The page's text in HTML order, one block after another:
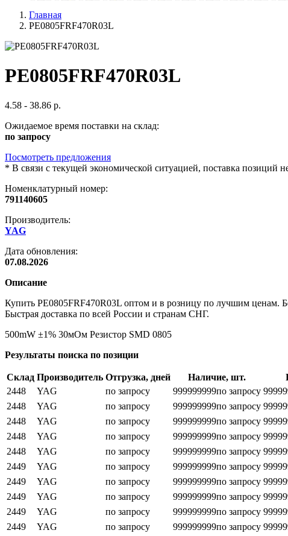
Главная
PE0805FRF470R03L
PE0805FRF470R03L
4.58 - 38.86 р.
Ожидаемое время поставки на склад:
по запросу
Посмотреть предложения
* В связи с текущей экономической ситуацией, поставка
Номенклатурный номер:
791140605
Производитель:
YAG
Дата обновления:
07.08.2026
Описание
Купить PE0805FRF470R03L оптом и в розницу по лучшим ценам.
Быстрая доставка по всей России и странам СНГ.
500mW ±1% 30мОм Резистор SMD 0805
Результаты поиска по позиции
Склад Производитель Отгрузка, дней Наличие, шт.
2448
YAG по запросу 999999999по запросу
2448 YAG по запросу 999999999по запросу
2448 YAG по запросу 999999999по запросу
2448 YAG по запросу 999999999по запросу
2448 YAG по запросу 999999999по запросу
2449 YAG по запросу 999999999по запросу
2449 YAG по запросу 999999999по запросу
2449 YAG по запросу 999999999по запросу
2449 YAG по запросу 999999999по запросу
2449 YAG по запросу 999999999по запросу